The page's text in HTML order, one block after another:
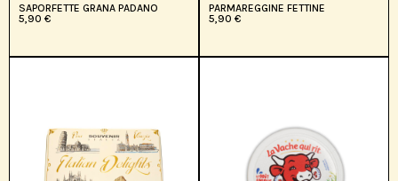
SAPORFETTE GRANA PADANO
5,90 €
PARMAREGGINE FETTINE
5,90 €